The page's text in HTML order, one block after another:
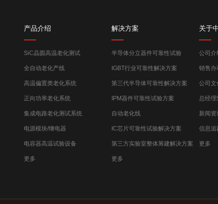
产品介绍
SiC晶圆高温老化测试
全自动老化产线
高温偏置类老化系统
正向功率老化系统
集成电路老化测试系统
电源模块/继电器
电容器高温试验设备
更多
解决方案
半导体分立器件可靠性试验
IGBT行业可靠性解决方案
第三代半导体可靠性解决方案
IPM器件可靠性试验方案
自动老化线
IC芯片可靠性试验解决方案
第三方实验室整体筹建解决方案
更多
关于
公司介
销售办
公司文
总经理
新闻资
信息追
更多